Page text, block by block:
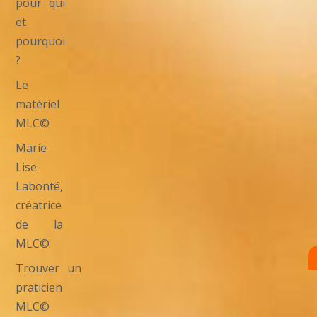
et
pourquoi
?
Le
matériel
MLC©
Marie
Lise
Labonté,
créatrice
de la
MLC©
Trouver un
praticien
MLC©